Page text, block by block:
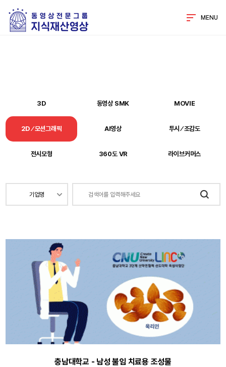
MENU
3D 동영상 SMK MOVIE
2D ⁄ 모션그래픽 AI영상 투시 ⁄ 조감도
전시모형 360도 VR 라이브커머스
충남대학교 - 남성 불임 치료용 조성물